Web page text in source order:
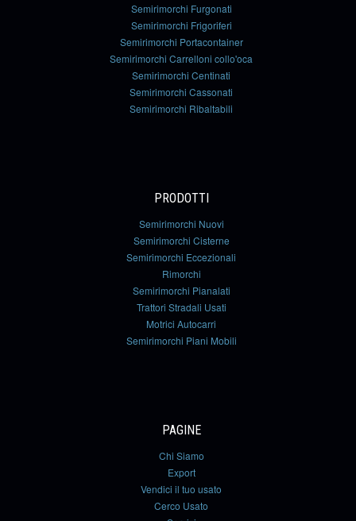
Semirimorchi Furgonati
Semirimorchi Frigoriferi
Semirimorchi Portacontainer
Semirimorchi Carrelloni collo'oca
Semirimorchi Centinati
Semirimorchi Cassonati
Semirimorchi Ribaltabili
PRODOTTI
Semirimorchi Nuovi
Semirimorchi Cisterne
Semirimorchi Eccezionali
Rimorchi
Semirimorchi Pianalati
Trattori Stradali Usati
Motrici Autocarri
Semirimorchi Piani Mobili
PAGINE
Chi Siamo
Export
Vendici il tuo usato
Cerco Usato